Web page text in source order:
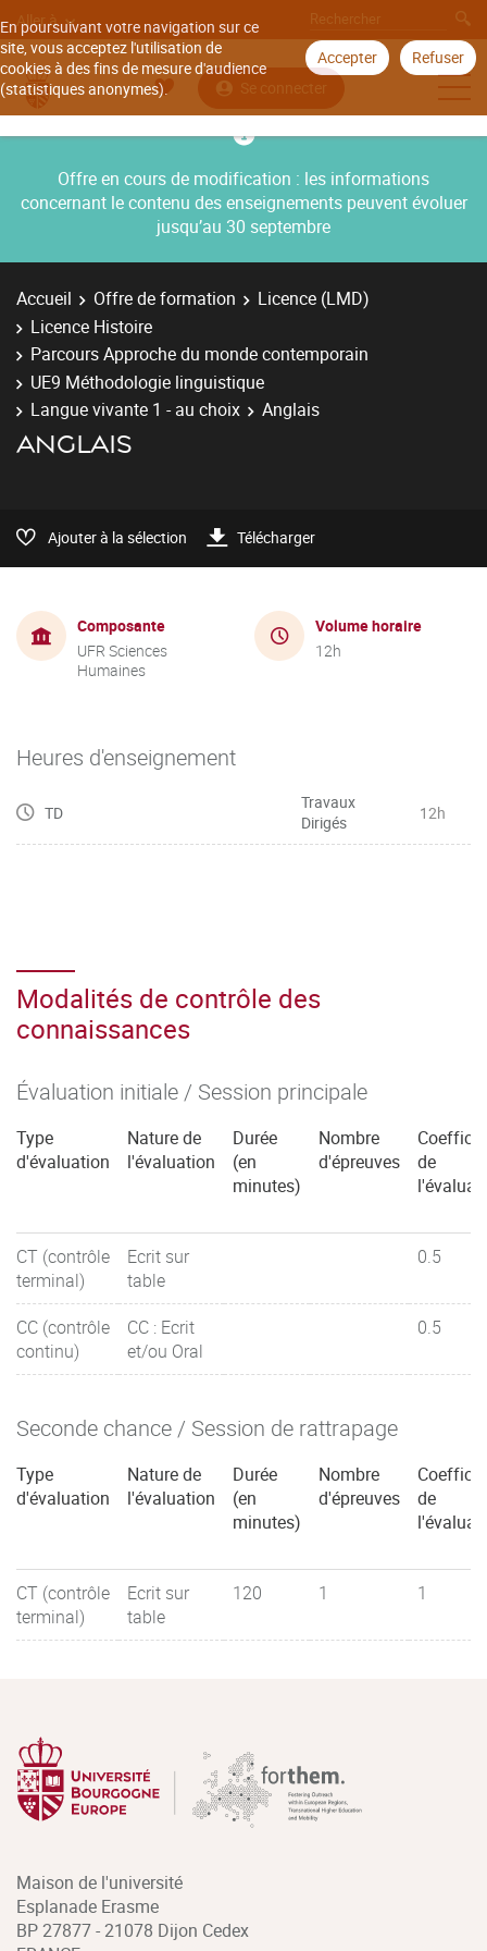
En poursuivant votre navigation sur ce
site, vous acceptez l'utilisation de
cookies à des fins de mesure d'audience
(statistiques anonymes).
Accepter Refuser
Aller à
Se connecter
Offre en cours de modification : les informations
concernant le contenu des enseignements peuvent évoluer
jusqu’au 30 septembre
Accueil Offre de formation
Licence (LMD)
Licence Histoire
Parcours Approche du monde contemporain
UE9 Méthodologie linguistique
Langue vivante 1 - au choix
Anglais
ANGLAIS
Ajouter à la sélection Télécharger
Composante
UFR Sciences
Humaines
Volume horaire
12h
Heures d'enseignement
TD
Travaux
Dirigés
12h
Modalités de contrôle des
connaissances
Évaluation initiale / Session principale
Type
d'évaluation
Nature de
l'évaluation
Durée
(en
minutes)
Nombre
d'épreuves
de
CT (contrôle
terminal)
Ecrit sur
table
0.5
CC (contrôle
continu)
CC : Ecrit
et/ou Oral
0.5
Seconde chance / Session de rattrapage
Type
d'évaluation
Nature de
l'évaluation
Durée
(en
minutes)
Nombre
d'épreuves
de
CT (contrôle
terminal)
Ecrit sur
table
120 1 1
Maison de l'université
Esplanade Erasme
BP 27877 - 21078 Dijon Cedex